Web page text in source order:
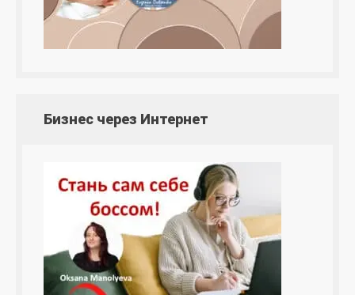
Бизнес через Интернет